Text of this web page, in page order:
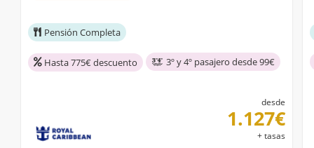
Pensión Completa
Hasta 775€ descuento 3º y 4º pasajero desde 99€
desde
1.127€
+ tasas